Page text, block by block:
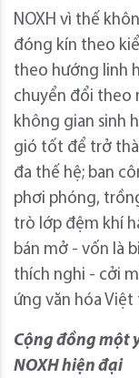
NOXH vì thế
đóng kín theo
theo hướng linh
chuyển đổi theo
không gian sinh
gió tốt để trở
đa thế hệ; ban
phơi phóng,
trò lớp đệm khí
bán mở - vốn là
thích nghi - cởi
ứng văn hóa Việt
Cộng đồng một
NOXH hiện đại